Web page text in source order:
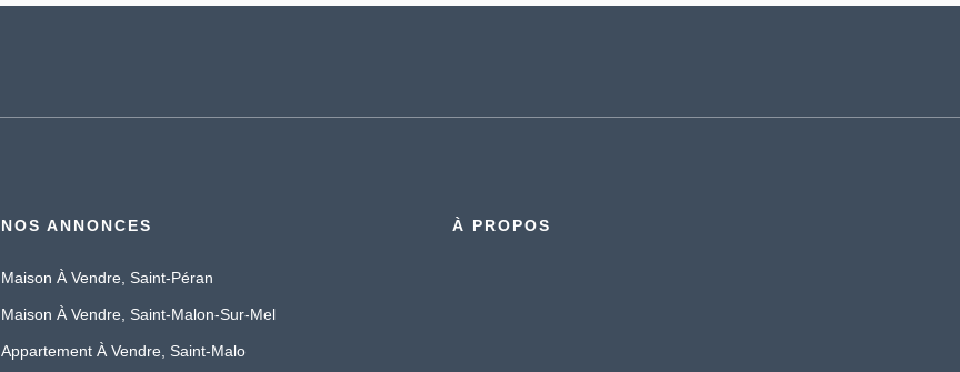
NOS ANNONCES
Maison À Vendre, Saint-Péran
Maison À Vendre, Saint-Malon-Sur-Mel
Appartement À Vendre, Saint-Malo
À PROPOS